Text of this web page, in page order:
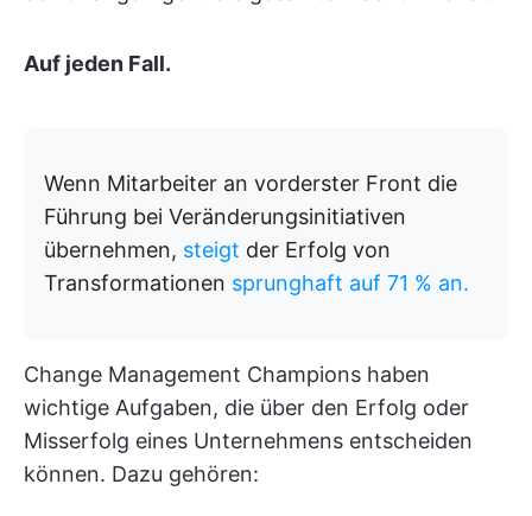
Auf jeden Fall.
Wenn Mitarbeiter an vorderster Front die
Führung bei Veränderungsinitiativen
übernehmen, steigt der Erfolg von
Transformationen sprunghaft auf 71 % an.
Change Management Champions haben
wichtige Aufgaben, die über den Erfolg oder
Misserfolg eines Unternehmens entscheiden
können. Dazu gehören: